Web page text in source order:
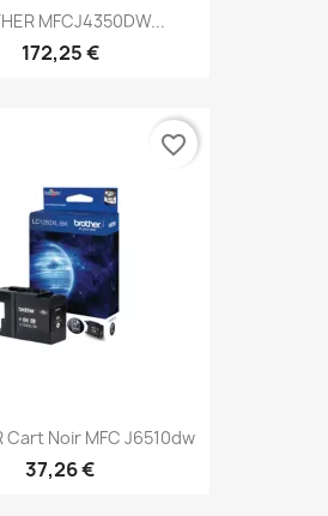
MFCJ4350DW...
172,25 €
Cart Noir MFC J6510dw
37,26 €
favorite_border